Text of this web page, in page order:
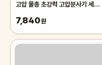
고압 물총 초강력 고압분사기 세차용
7,840원